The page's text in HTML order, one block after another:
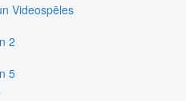
Videospēles
2
5